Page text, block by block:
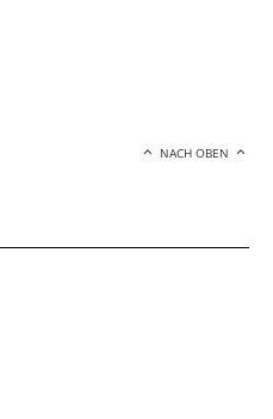
NACH OBEN